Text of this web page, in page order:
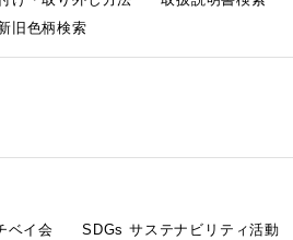
旧色柄検索
ベイ会 SDGs サステナビリティ活動